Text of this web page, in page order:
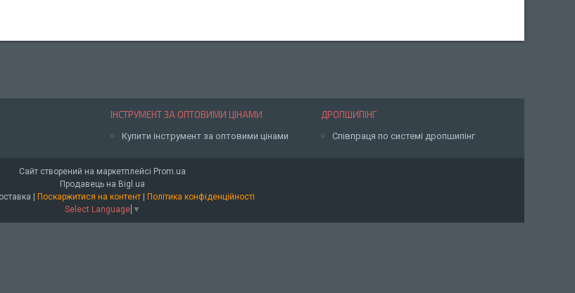
ІНСТРУМЕНТ ЗА ОПТОВИМИ ЦІНАМИ
Купити інструмент за оптовими цінами
ДРОПШИПІНГ
Співпраця по системі дропшипінг
Сайт створений на маркетплейсі Prom.ua
Продавець на Bigl.ua
ІнструментПоставка | Поскаржитися на контент | Політика конфіденційності
Select Language ▼